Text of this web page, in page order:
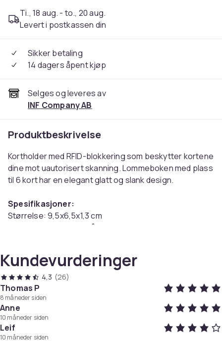
Ti., 18 aug. - to., 20 aug.
Levert i postkassen din
Sikker betaling
14 dagers åpent kjøp
Selges og leveres av
INF Company AB
Produktbeskrivelse
Kortholder med RFID-blokkering som beskytter kortene
dine mot uautorisert skanning. Lommeboken med plass
til 6 kort har en elegant glatt og slank design.
Spesifikasjoner:
Størrelse: 9,5x6,5x1,3 cm
Materialer: Rustfritt stål, PVC
1 x kortveske med RFID-beskyttelse
Farge
Black
Vekt, gram
79
Artikkel nr.
Kundevurderinger
4,3 (26)
Thomas P
8 måneder siden
Anne
10 måneder siden
Leif
10 måneder siden